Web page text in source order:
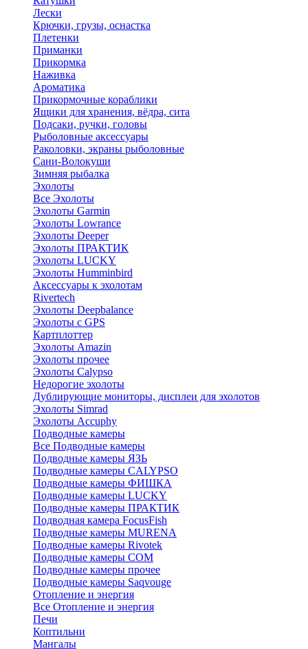
Лески
Крючки, грузы, оснастка
Плетенки
Приманки
Прикормка
Наживка
Ароматика
Прикормочные кораблики
Ящики для хранения, вёдра, сита
Подсаки, ручки, головы
Рыболовные аксессуары
Раколовки, экраны рыболовные
Сани-Волокуши
Зимняя рыбалка
Эхолоты
Все Эхолоты
Эхолоты Garmin
Эхолоты Lowrance
Эхолоты Deeper
Эхолоты ПРАКТИК
Эхолоты LUCKY
Эхолоты Humminbird
Аксессуары к эхолотам
Rivertech
Эхолоты Deepbalance
Эхолоты с GPS
Картплоттер
Эхолоты Amazin
Эхолоты прочее
Эхолоты Calypso
Недорогие эхолоты
Дублирующие мониторы, дисплеи для эхолотов
Эхолоты Simrad
Эхолоты Accuphy
Подводные камеры
Все Подводные камеры
Подводные камеры ЯЗЬ
Подводные камеры CALYPSO
Подводные камеры ФИШКА
Подводные камеры LUCKY
Подводные камеры ПРАКТИК
Подводная камера FocusFish
Подводные камеры MURENA
Подводные камеры Rivotek
Подводные камеры СОМ
Подводные камеры прочее
Подводные камеры Saqvouge
Отопление и энергия
Все Отопление и энергия
Печи
Коптильни
Мангалы